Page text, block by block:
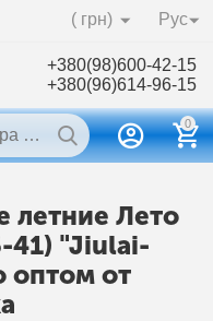
Рус
( грн)
+380(98)600-42-15
+380(96)614-96-15
0
летние Лето
41) "Jiulai-
оптом от